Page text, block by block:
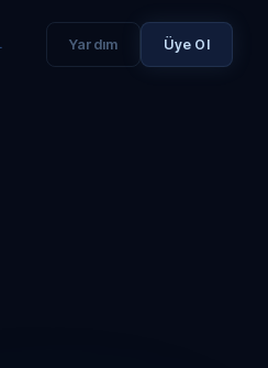
Yardım Üye Ol